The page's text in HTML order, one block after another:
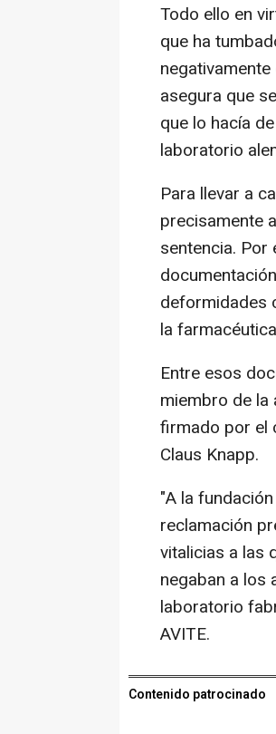
Todo ello en
que ha
asegura que
que lo hacía
laboratorio
Para llevar a
precisamente
sentencia. Por
deformidades
la
Entre esos
miembro de
firmado por el
Claus Knapp.
"A la
reclamación
vitalicias a las
negaban a los
laboratorio
AVITE.
Contenido patrocinado